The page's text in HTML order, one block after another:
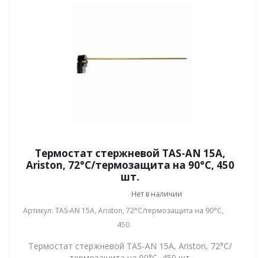
Термостат стержневой TAS-AN 15A,
Ariston, 72°С/термозащита на 90°С, 450
шт.
Нет в наличии
Артикул: TAS-AN 15A, Ariston, 72°С/термозащита на 90°С,
450
Термостат стержневой TAS-AN 15A, Ariston, 72°С/